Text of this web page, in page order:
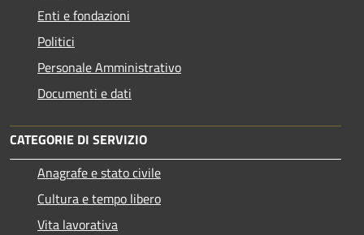
Enti e fondazioni
Politici
Personale Amministrativo
Documenti e dati
CATEGORIE DI SERVIZIO
Anagrafe e stato civile
Cultura e tempo libero
Vita lavorativa